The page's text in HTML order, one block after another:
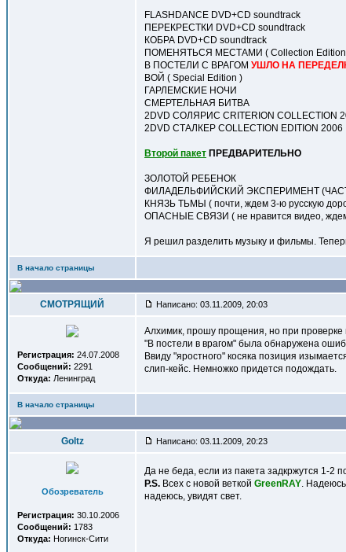
FLASHDANCE DVD+CD soundtrack
ПЕРЕКРЕСТКИ DVD+CD soundtrack
КОБРА DVD+CD soundtrack
ПОМЕНЯТЬСЯ МЕСТАМИ ( Collection
В ПОСТЕЛИ С ВРАГОМ УШЛО НА
ВОЙ ( Special Edition )
ГАРЛЕМСКИЕ НОЧИ
СМЕРТЕЛЬНАЯ БИТВА
2DVD СОЛЯРИС CRITERION COLLECTION
2DVD СТАЛКЕР COLLECTION EDITION 2006
Второй пакет ПРЕДВАРИТЕЛЬНО
ЗОЛОТОЙ РЕБЕНОК
ФИЛАДЕЛЬФИЙСКИЙ ЭКСПЕРИМЕНТ
КНЯЗЬ ТЬМЫ ( почти, ждем 3-ю русскую
ОПАСНЫЕ СВЯЗИ ( не нравится видео,
Я решил разделить музыку и фильмы.
В начало страницы
СМОТРЯЩИЙ Написано: 03.11.2009, 20:03
Регистрация: 24.07.2008
Сообщений: 2291
Откуда: Ленинград
Алхимик, прошу прощения, но при
"В постели в врагом" была обнаружена
Ввиду "яростного" косяка позиция
слип-кейс. Немножко придется подождать.
В начало страницы
Goltz Написано: 03.11.2009, 20:23
Обозреватель
Регистрация: 30.10.2006
Сообщений: 1783
Откуда: Ногинск-Сити
Да не беда, если из пакета задкржутся 1-2
P.S. Всех с новой веткой GreenRAY. Надеюсь
надеюсь, увидят свет.